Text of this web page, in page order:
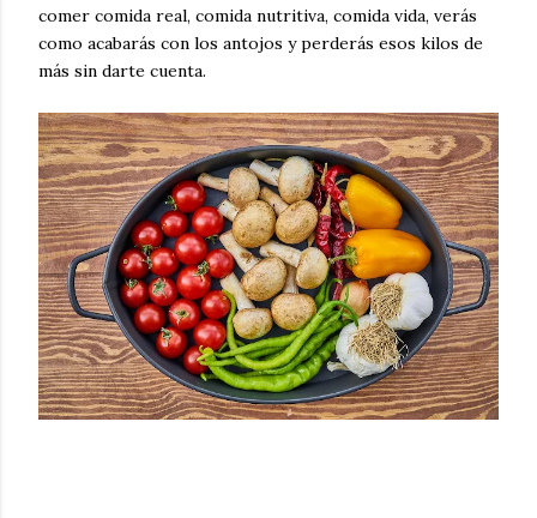
comer comida real, comida nutritiva, comida vida, verás
como acabarás con los antojos y perderás esos kilos de
más sin darte cuenta.